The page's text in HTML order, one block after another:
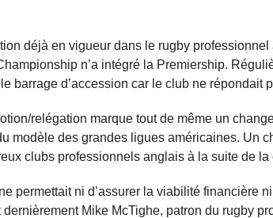
déjà en vigueur dans le rugby
n’a intégré la Premiership.
barrage d’accession car le club ne répondait
relégation marque tout de même un
modèle des grandes ligues américaines. Un
clubs professionnels anglais à la suite de la
permettait ni d’assurer la viabilité financière
Mike McTighe, patron du rugby